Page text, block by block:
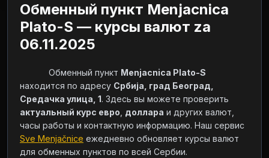
Обменный пункт Menjacnica
Plato-S — курсы валют za
06.11.2025
            Обменный пункт
Menjacnica Plato-S
находится по адресу Србија, град Београд,
Средачка улица, 1
актуальный курс евро доллара и других валют,
Sve Menjačnice ежедневно обновляет курсы валют
для обменных пунктов по всей Сербии.